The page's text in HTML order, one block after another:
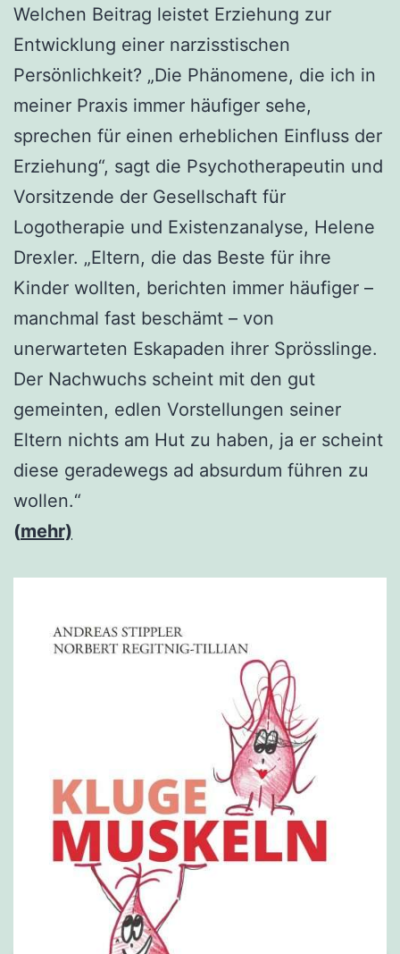
Welchen Beitrag leistet Erziehung zur
Entwicklung einer narzisstischen
Persönlichkeit? „Die Phänomene, die ich in
meiner Praxis immer häufiger sehe,
sprechen für einen erheblichen Einfluss der
Erziehung“, sagt die Psychotherapeutin und
Vorsitzende der Gesellschaft für
Logotherapie und Existenzanalyse, Helene
Drexler. „Eltern, die das Beste für ihre
Kinder wollten, berichten immer häufiger –
manchmal fast beschämt – von
unerwarteten Eskapaden ihrer Sprösslinge.
Der Nachwuchs scheint mit den gut
gemeinten, edlen Vorstellungen seiner
Eltern nichts am Hut zu haben, ja er scheint
diese geradewegs ad absurdum führen zu
wollen.“
(mehr)